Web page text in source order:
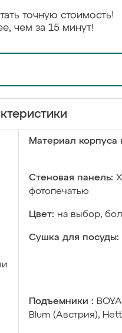
точную стоимость!
чем за 15 минут!
Материал корпуса
Стеновая панель:
фотопечатью
Цвет: на выбор,
Сушка для посуды:
Подъемники :
Blum (Австрия),